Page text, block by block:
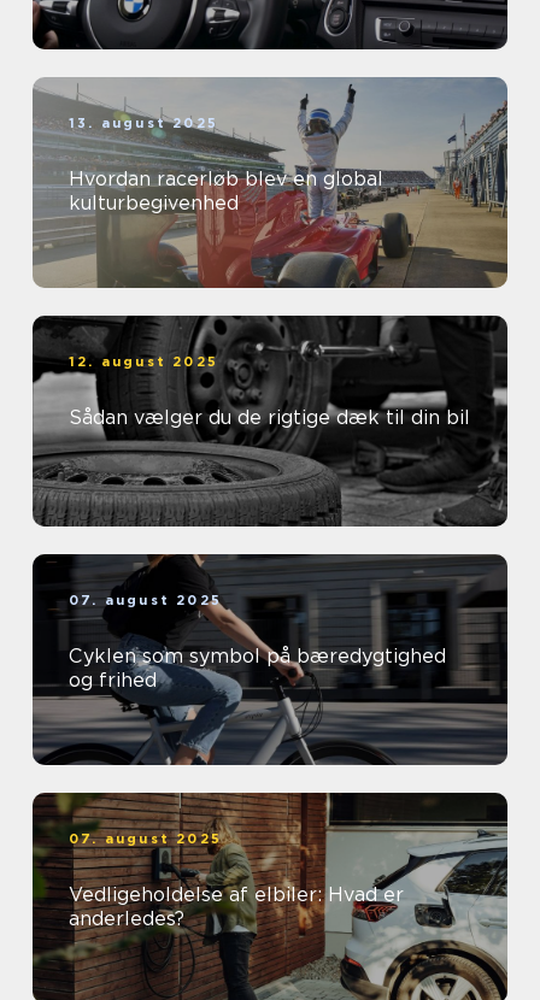
13. august 2025
Hvordan racerløb blev en global
kulturbegivenhed
12. august 2025
Sådan vælger du de rigtige dæk til din bil
07. august 2025
Cyklen som symbol på bæredygtighed
og frihed
07. august 2025
Vedligeholdelse af elbiler: Hvad er
anderledes?